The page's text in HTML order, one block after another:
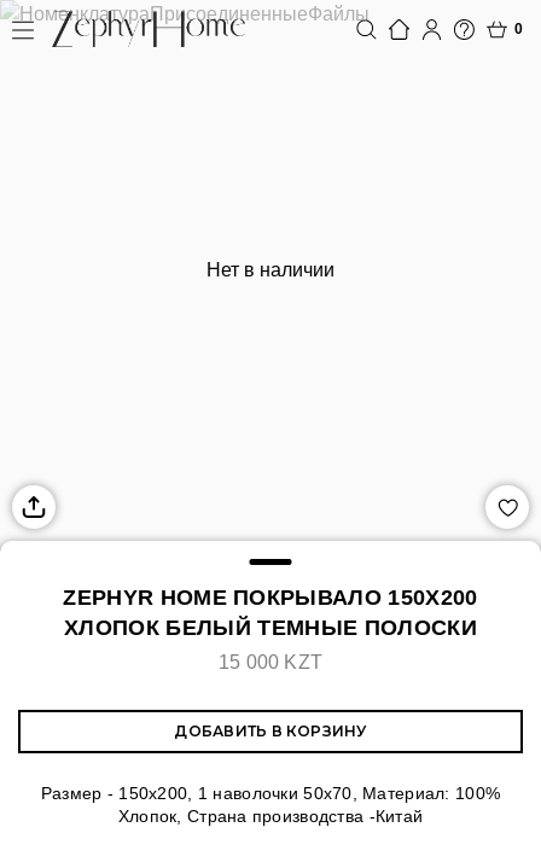
0
Нет в наличии
ZEPHYR HOME ПОКРЫВАЛО 150Х200
ХЛОПОК БЕЛЫЙ ТЕМНЫЕ ПОЛОСКИ
15 000 KZT
ДОБАВИТЬ В КОРЗИНУ
Размер - 150х200, 1 наволочки 50х70, Материал: 100%
Хлопок, Страна производства -Китай